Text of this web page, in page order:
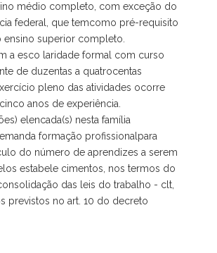
médio completo, com exceção do
federal, que temcomo pré-requisito
superior completo.
a esco laridade formal com curso
de duzentas a quatrocentas
pleno das atividades ocorre
anos de experiência.
elencada(s) nesta família
formação profissionalpara
do número de aprendizes a serem
estabele cimentos, nos termos do
das leis do trabalho - clt,
previstos no art. 10 do decreto